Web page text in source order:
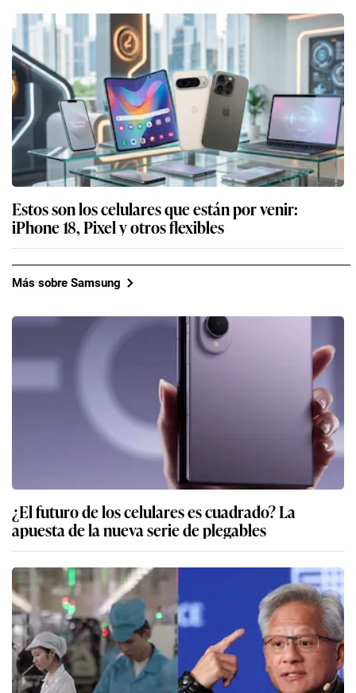
Estos son los celulares que están por venir:
iPhone 18, Pixel y otros flexibles
Más sobre Samsung
¿El futuro de los celulares es cuadrado? La
apuesta de la nueva serie de plegables